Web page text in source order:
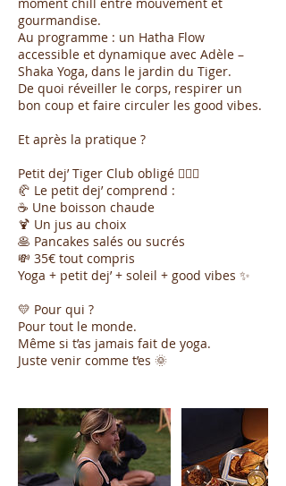
gourmandise.
Au programme : un Hatha Flow
accessible et dynamique avec Adèle –
Shaka Yoga, dans le jardin du Tiger.
De quoi réveiller le corps, respirer un
bon coup et faire circuler les good vibes.
Et après la pratique ?
Petit dej’ Tiger Club obligé 😮‍💨🥞
🥐 Le petit dej’ comprend :
☕ Une boisson chaude
🍹 Un jus au choix
🥞 Pancakes salés ou sucrés
💸 35€ tout compris
Yoga + petit dej’ + soleil + good vibes ✨
💛 Pour qui ?
Pour tout le monde.
Même si t’as jamais fait de yoga.
Juste venir comme t’es 🌞